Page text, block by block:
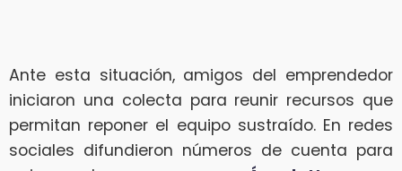
Ante esta situación, amigos del emprendedor
iniciaron una colecta para reunir recursos que
permitan reponer el equipo sustraído. En redes
sociales difundieron números de cuenta para